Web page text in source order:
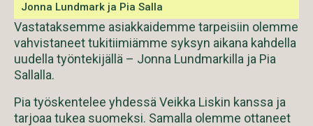
Jonna Lundmark ja Pia Salla
Vastataksemme asiakkaidemme tarpeisiin olemme
vahvistaneet tukitiimiämme syksyn aikana kahdella
uudella työntekijällä – Jonna Lundmarkilla ja Pia
Sallalla.
Pia työskentelee yhdessä Veikka Liskin kanssa ja
tarjoaa tukea suomeksi. Samalla olemme ottaneet